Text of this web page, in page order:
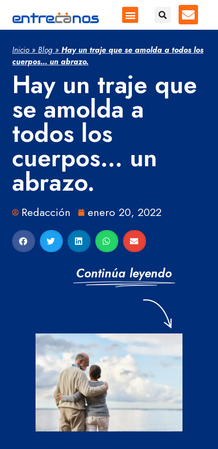
Inicio» Blog » Hay un traje que se amolda a todos los
cuerpos… un abrazo.
Hay un traje que
se amolda a
todos los
cuerpos… un
abrazo.
Redacción enero 20, 2022
Continúa leyendo